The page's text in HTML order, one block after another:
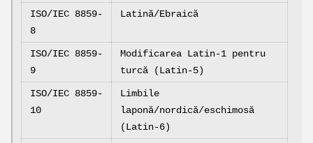
ISO/IEC 8859-
8
Latină/Ebraică
ISO/IEC 8859-
9
Modificarea Latin-1 pentru
turcă (Latin-5)
ISO/IEC 8859-
10
Limbile
laponă/nordică/eschimosă
(Latin-6)